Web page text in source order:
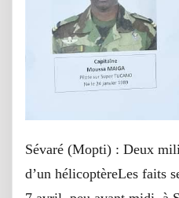
Sévaré (Mopti) : Deux
d’un hélicoptèreLes faits